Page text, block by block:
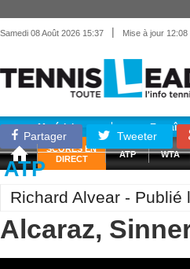
Samedi 08 Août 2026 15:37 | Mise à jour 12:08
Matériel
SCORES EN
DIRECT
ATP WTA
Partager Tweeter
ATP
Richard Alvear - Publié
Alcaraz,